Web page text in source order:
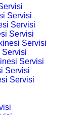
Servisi
Servisi
Servisi
Servisi
Servisi
Servisi
Servisi
Servisi